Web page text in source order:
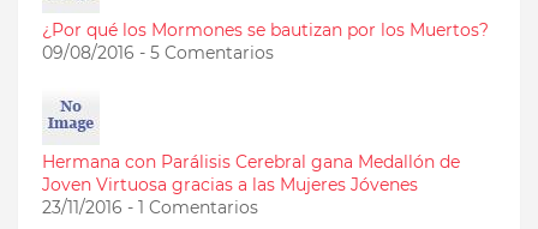
¿Por qué los Mormones se bautizan por los Muertos?
09/08/2016 - 5 Comentarios
Hermana con Parálisis Cerebral gana Medallón de
Joven Virtuosa gracias a las Mujeres Jóvenes
23/11/2016 - 1 Comentarios